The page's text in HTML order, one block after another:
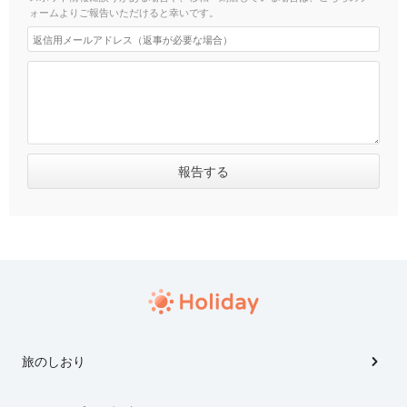
ォームよりご報告いただけると幸いです。
旅のしおり